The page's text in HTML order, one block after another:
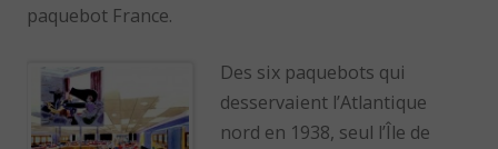
paquebot France.
Des six paquebots qui
desservaient l’Atlantique
nord en 1938, seul l’Île de